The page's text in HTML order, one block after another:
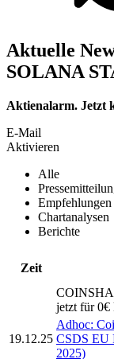
Aktuelle
SOLANA
Aktienalarm. Jetzt
E-Mail
Aktivieren
Alle
Empfehlungen
Chartanalysen
Berichte
Zeit
jetzt für 0€
19.12.25
Adhoc:
CSDS EU
2025)